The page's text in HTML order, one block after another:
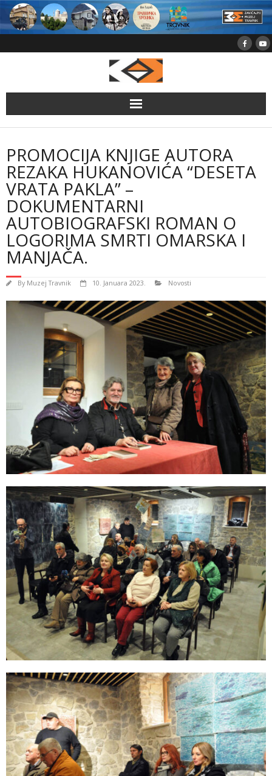
Skip
content
PROMOCIJA KNJIGE AUTORA
REZAKA HUKANOVIĆA “DESETA
VRATA PAKLA” –
DOKUMENTARNI
AUTOBIOGRAFSKI ROMAN O
LOGORIMA SMRTI OMARSKA I
MANJAČA.
By Muzej Travnik 10. Januara 2023. Novosti